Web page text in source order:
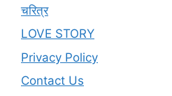
चरित्र
LOVE STORY
Privacy Policy
Contact Us